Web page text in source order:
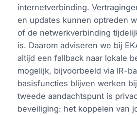
internetverbinding.
en updates kunnen optreden
of de netwerkverbinding
is. Daarom adviseren we bij
altijd een fallback naar lokale
mogelijk, bijvoorbeeld via IR-
basisfuncties blijven werken
tweede aandachtspunt is
beveiliging: het koppelen van